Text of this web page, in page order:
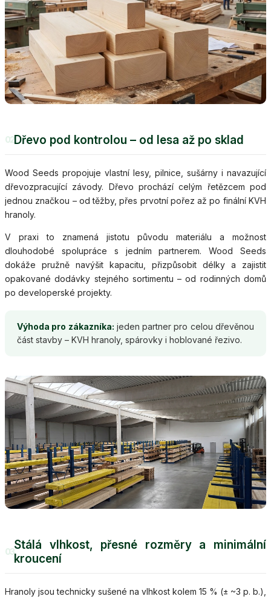
02Dřevo pod kontrolou – od lesa až po sklad
Wood Seeds propojuje vlastní lesy, pilnice, sušárny i navazující
dřevozpracující závody. Dřevo prochází celým řetězcem pod
jednou značkou – od těžby, přes prvotní pořez až po finální KVH
hranoly.
V praxi to znamená jistotu původu materiálu a možnost
dlouhodobé spolupráce s jedním partnerem. Wood Seeds
dokáže pružně navýšit kapacitu, přizpůsobit délky a zajistit
opakované dodávky stejného sortimentu – od rodinných domů
po developerské projekty.
Výhoda pro zákazníka: jeden partner pro celou dřevěnou
část stavby – KVH hranoly, spárovky i hoblované řezivo.
03Stálá vlhkost, přesné rozměry a minimální
kroucení
Hranoly jsou technicky sušené na vlhkost kolem 15 % (± ~3 p. b.),